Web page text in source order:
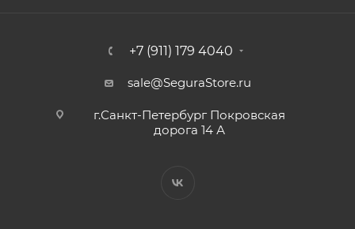
+7 (911) 179 4040
sale@SeguraStore.ru
г.Санкт-Петербург Покровская
дорога 14 А